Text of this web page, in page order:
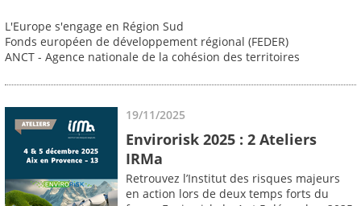
L'Europe s'engage en Région Sud
Fonds européen de développement régional (FEDER)
ANCT - Agence nationale de la cohésion des territoires
19/11/2025
Envirorisk 2025 : 2 Ateliers
IRMa
Retrouvez l’Institut des risques majeurs
en action lors de deux temps forts du